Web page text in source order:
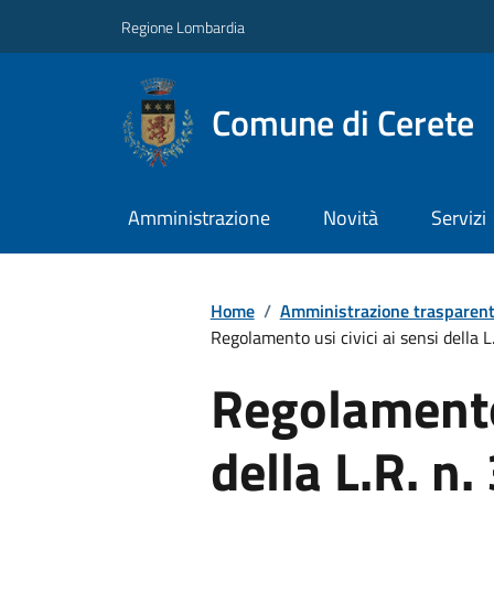
Regione Lombardia
Comune di Cerete
Amministrazione Novità Servizi
Home / Amministrazione
Regolamento usi civici ai sensi della
della L.R.